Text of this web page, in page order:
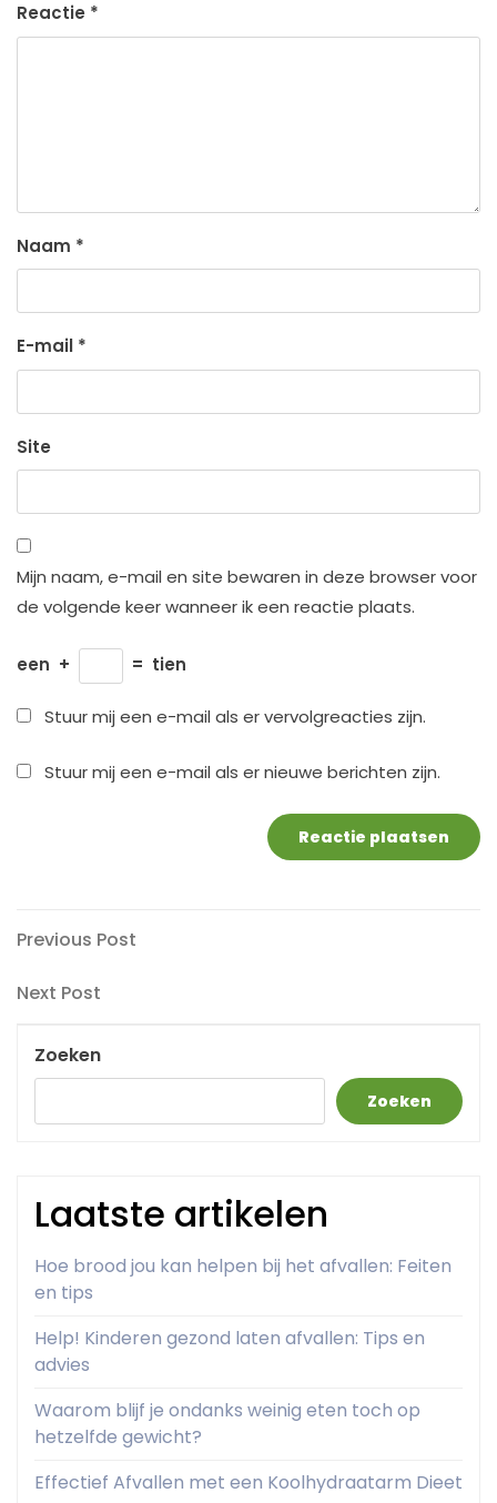
Reactie *
Naam *
E-mail *
Site
Mijn naam, e-mail en site bewaren in deze browser voor
de volgende keer wanneer ik een reactie plaats.
een + = tien
Stuur mij een e-mail als er vervolgreacties zijn.
Stuur mij een e-mail als er nieuwe berichten zijn.
Berichtnavigatie
Previous
Previous Post
Next
Next Post
Zoeken
Zoeken
Laatste artikelen
Hoe brood jou kan helpen bij het afvallen: Feiten
en tips
Help! Kinderen gezond laten afvallen: Tips en
advies
Waarom blijf je ondanks weinig eten toch op
hetzelfde gewicht?
Effectief Afvallen met een Koolhydraatarm Dieet